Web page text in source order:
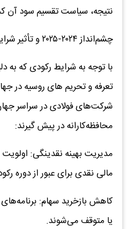
نتیجه، سیاست تقسیم سود آن
چشم‌انداز ۲۰۲۴-۲۰۲۵ و تأثیر شرایط فعلی بازار
با توجه به شرایط رکودی که
تعرفه و تحریم های روسیه در
محافظه‌کارانه در پیش گیرند:
مدیریت بهینه نقدینگی:
مالی نقدی برای عبور از دوره
کاهش بازخرید سهام: برنامه‌های
یا متوقف می‌شوند.